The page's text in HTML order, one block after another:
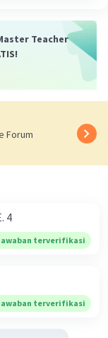
Teacher
Forum
E. 4
terverifikasi
terverifikasi